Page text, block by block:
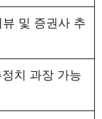
및 증권사 추
치 과장 가능